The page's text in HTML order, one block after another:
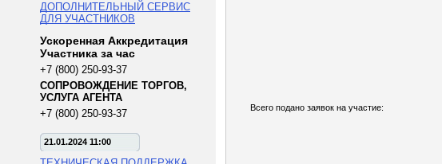
ДОПОЛНИТЕЛЬНЫЙ СЕРВИС
ДЛЯ УЧАСТНИКОВ
Ускоренная Аккредитация
Участника за час
+7 (800) 250-93-37
СОПРОВОЖДЕНИЕ ТОРГОВ,
УСЛУГА АГЕНТА
+7 (800) 250-93-37
21.01.2024 11:00
Всего подано заявок на участие: